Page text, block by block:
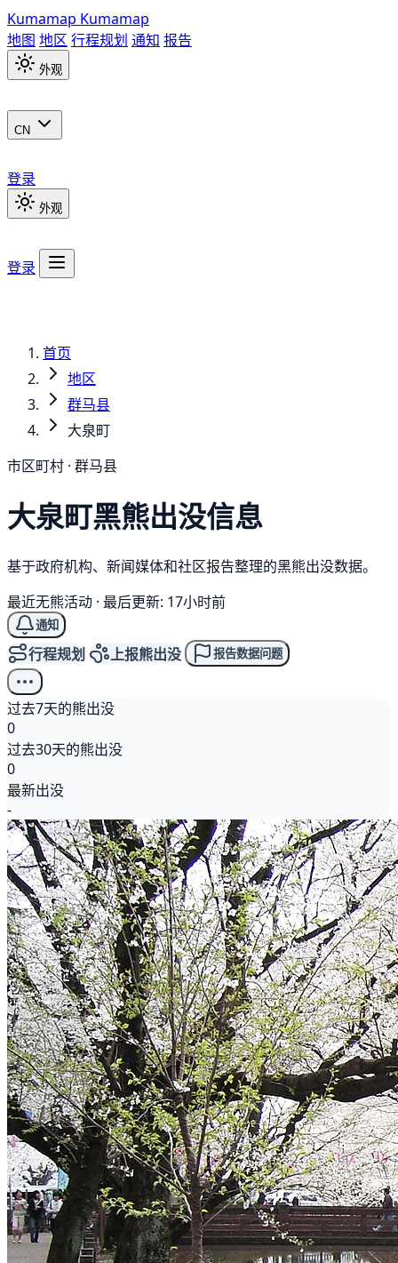
Kumamap Kumamap
地图 地区 行程规划 通知 报告
外观
CN
登录
外观
登录
首页
地区
群马县
大泉町
市区町村 · 群马县
大泉町黑熊出没信息
基于政府机构、新闻媒体和社区报告整理的黑熊出没数据。
最近无熊活动 · 最后更新: 17小时前
通知
行程规划 上报熊出没 报告数据问题
过去7天的熊出没
0
过去30天的熊出没
0
最新出没
-